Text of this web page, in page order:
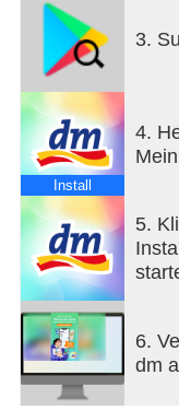
Alle Produkte in
einkaufen:
Durch unsere
bekommst du
klicken, nach
Produkte
ansehen, diese
losshoppen.
Exklusive
Im Bereich
über die
dm-Konto mit
neben den dm
Coupons auch
3.
Install
4.
5.
6.
dm